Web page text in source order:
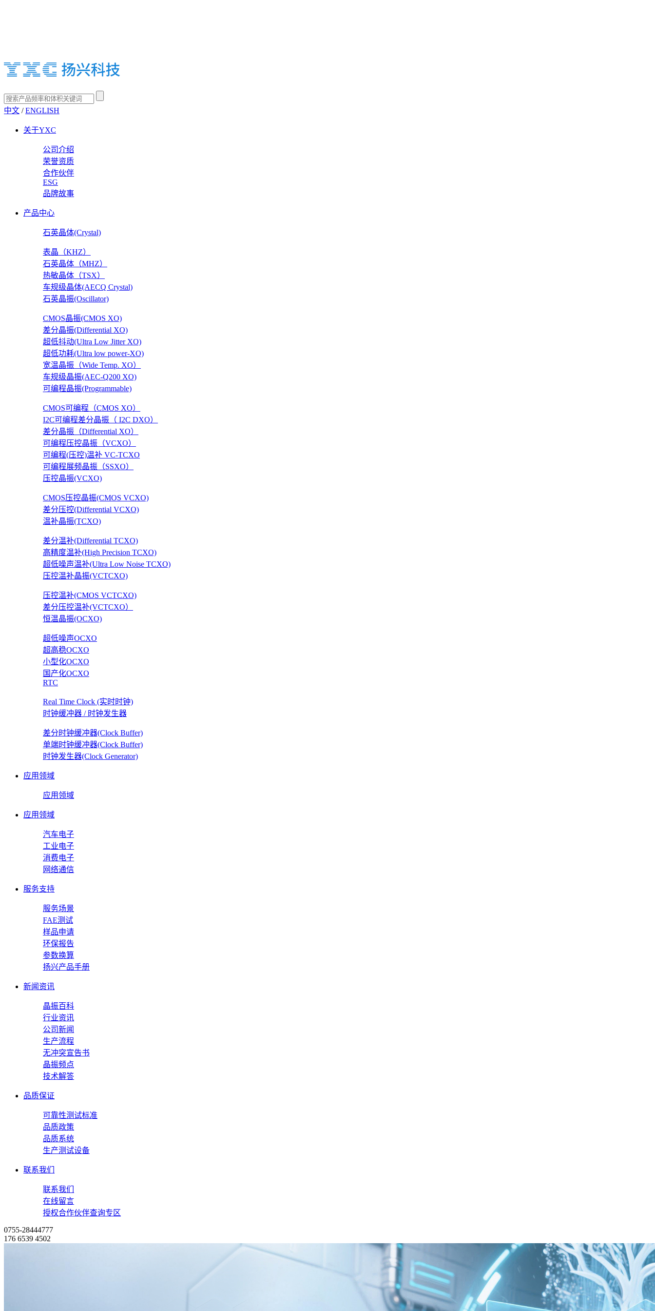
中文 /ENGLISH
关于YXC
公司介绍
荣誉资质
合作伙伴
ESG
品牌故事
产品中心
石英晶体(Crystal)
表晶（KHZ）
石英晶体（MHZ）
热敏晶体（TSX）
车规级晶体(AECQ Crystal)
石英晶振(Oscillator)
CMOS晶振(CMOS XO)
差分晶振(Differential XO)
超低抖动(Ultra Low Jitter XO)
超低功耗(Ultra low power-XO)
宽温晶振（Wide Temp. XO）
车规级晶振(AEC-Q200 XO)
可编程晶振(Programmable)
CMOS可编程（CMOS XO）
I2C可编程差分晶振（ I2C DXO）
差分晶振（Differential XO）
可编程压控晶振（VCXO）
可编程(压控)温补 VC-TCXO
可编程展频晶振（SSXO）
压控晶振(VCXO)
CMOS压控晶振(CMOS VCXO)
差分压控(Differential VCXO)
温补晶振(TCXO)
差分温补(Differential TCXO)
高精度温补(High Precision TCXO)
超低噪声温补(Ultra Low Noise TCXO)
压控温补晶振(VCTCXO)
压控温补(CMOS VCTCXO)
差分压控温补(VCTCXO）
恒温晶振(OCXO)
超低噪声OCXO
超高稳OCXO
小型化OCXO
国产化OCXO
RTC
Real Time Clock (实时时钟)
时钟缓冲器 / 时钟发生器
差分时钟缓冲器(Clock Buffer)
单端时钟缓冲器(Clock Buffer)
时钟发生器(Clock Generator)
应用领域
应用领域
应用领域
汽车电子
工业电子
消费电子
网络通信
服务支持
服务场景
FAE测试
样品申请
环保报告
参数换算
扬兴产品手册
新闻资讯
晶振百科
行业资讯
公司新闻
生产流程
无冲突宣告书
晶振频点
技术解答
品质保证
可靠性测试标准
品质政策
品质系统
生产测试设备
联系我们
联系我们
在线留言
授权合作伙伴查询专区
0755-28444777
176 6539 4502